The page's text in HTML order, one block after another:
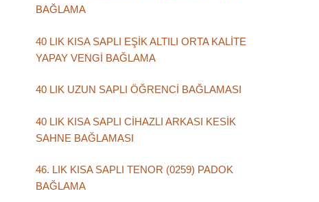
BAĞLAMA
40 LIK KISA SAPLI EŞİK ALTILI ORTA KALİTE
YAPAY VENGİ BAĞLAMA
40 LIK UZUN SAPLI ÖĞRENCİ BAĞLAMASI
40 LIK KISA SAPLI CİHAZLI ARKASI KESİK
SAHNE BAĞLAMASI
46. LIK KISA SAPLI TENOR (0259) PADOK
BAĞLAMA